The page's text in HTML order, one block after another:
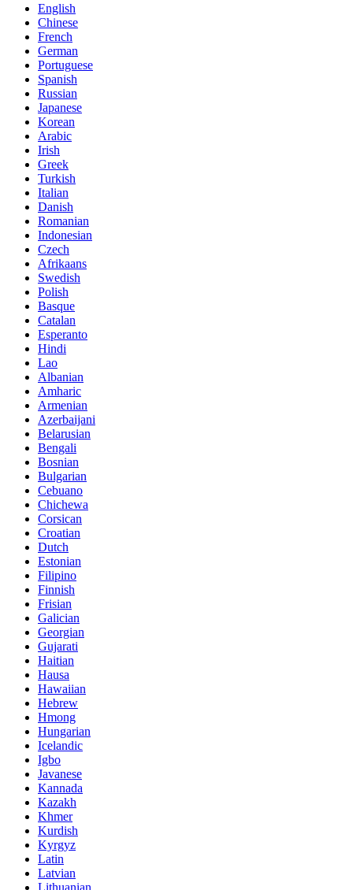
English
Chinese
French
German
Portuguese
Spanish
Russian
Japanese
Korean
Arabic
Irish
Greek
Turkish
Italian
Danish
Romanian
Indonesian
Czech
Afrikaans
Swedish
Polish
Basque
Catalan
Esperanto
Hindi
Lao
Albanian
Amharic
Armenian
Azerbaijani
Belarusian
Bengali
Bosnian
Bulgarian
Cebuano
Chichewa
Corsican
Croatian
Dutch
Estonian
Filipino
Finnish
Frisian
Galician
Georgian
Gujarati
Haitian
Hausa
Hawaiian
Hebrew
Hmong
Hungarian
Icelandic
Igbo
Javanese
Kannada
Kazakh
Khmer
Kurdish
Kyrgyz
Latin
Latvian
Lithuanian